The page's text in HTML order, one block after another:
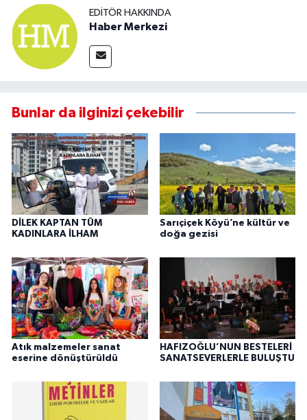
EDITÖR HAKKINDA
Haber Merkezi
Bunlar da ilginizi çekebilir
DİLEK KAPTAN TÜM
KADINLARA İLHAM
Sarıçiçek Köyü’ne kültür ve
doğa gezisi
Atık malzemeler sanat
eserine dönüştürüldü
HAFIZOĞLU’NUN BESTELERİ
SANATSEVERLERLE BULUŞTU